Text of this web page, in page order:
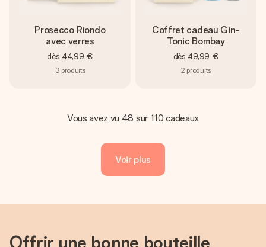
Prosecco Riondo
avec verres
dès 44,99 €
3 produits
Coffret cadeau Gin-
Tonic Bombay
dès 49,99 €
2 produits
Vous avez vu 48 sur 110 cadeaux
Voir plus
Offrir une bonne bouteille